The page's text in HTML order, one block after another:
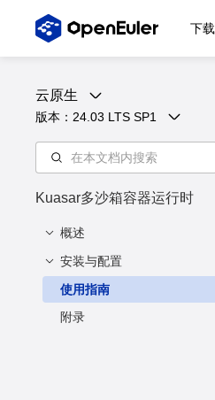
下载
云原生
版本： 24.03 LTS SP1
Kuasar多沙箱容器运行时
概述
概述
安装与配置
安装方法
配置方法
使用指南
附录